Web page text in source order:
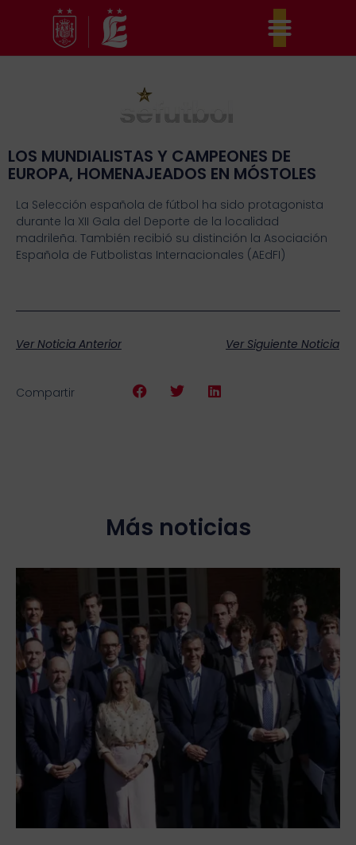
contenido
LOS MUNDIALISTAS Y CAMPEONES DE
EUROPA, HOMENAJEADOS EN MÓSTOLES
La Selección española de fútbol ha sido protagonista
durante la XII Gala del Deporte de la localidad
madrileña. También recibió su distinción la Asociación
Española de Futbolistas Internacionales (AEdFI)
Ver Noticia Anterior Ver Siguiente Noticia
Compartir
Más noticias